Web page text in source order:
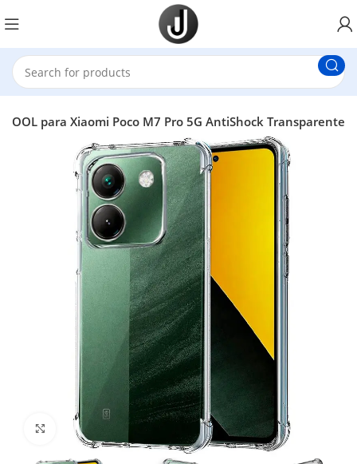
COOL para Xiaomi Poco M7 Pro 5G AntiShock Transparente
Click to enlarge